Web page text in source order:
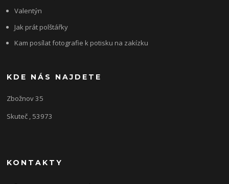
Valentýn
Jak prát polštářky
Kam posílat fotografie k potisku na zakízku
KDE NÁS NAJDETE
Zbožnov 35
Skuteč , 53973
KONTAKTY